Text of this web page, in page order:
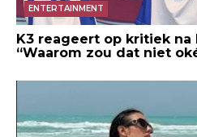
ENTERTAINMENT
K3 reageert op kritiek
“Waarom zou dat niet